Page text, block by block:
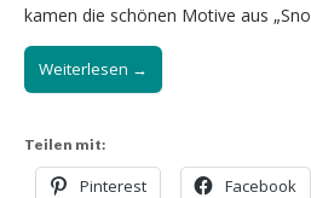
kamen die schönen Motive aus
Weiterlesen →
Teilen mit:
Pinterest Facebook